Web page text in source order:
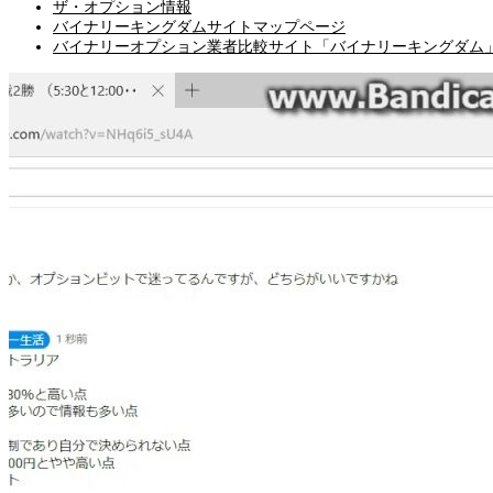
ザ・オプション情報
バイナリーキングダムサイトマップページ
バイナリーオプション業者比較サイト「バイナリーキングダム